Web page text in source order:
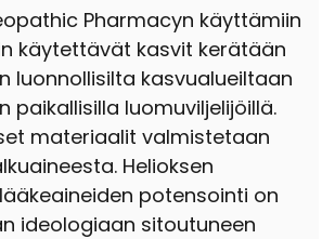
Pharmacyn käyttämiin
käytettävät kasvit kerätään
luonnollisilta kasvualueiltaan
paikallisilla luomuviljelijöillä.
materiaalit valmistetaan
Helioksen
potensointi on
ideologiaan sitoutuneen